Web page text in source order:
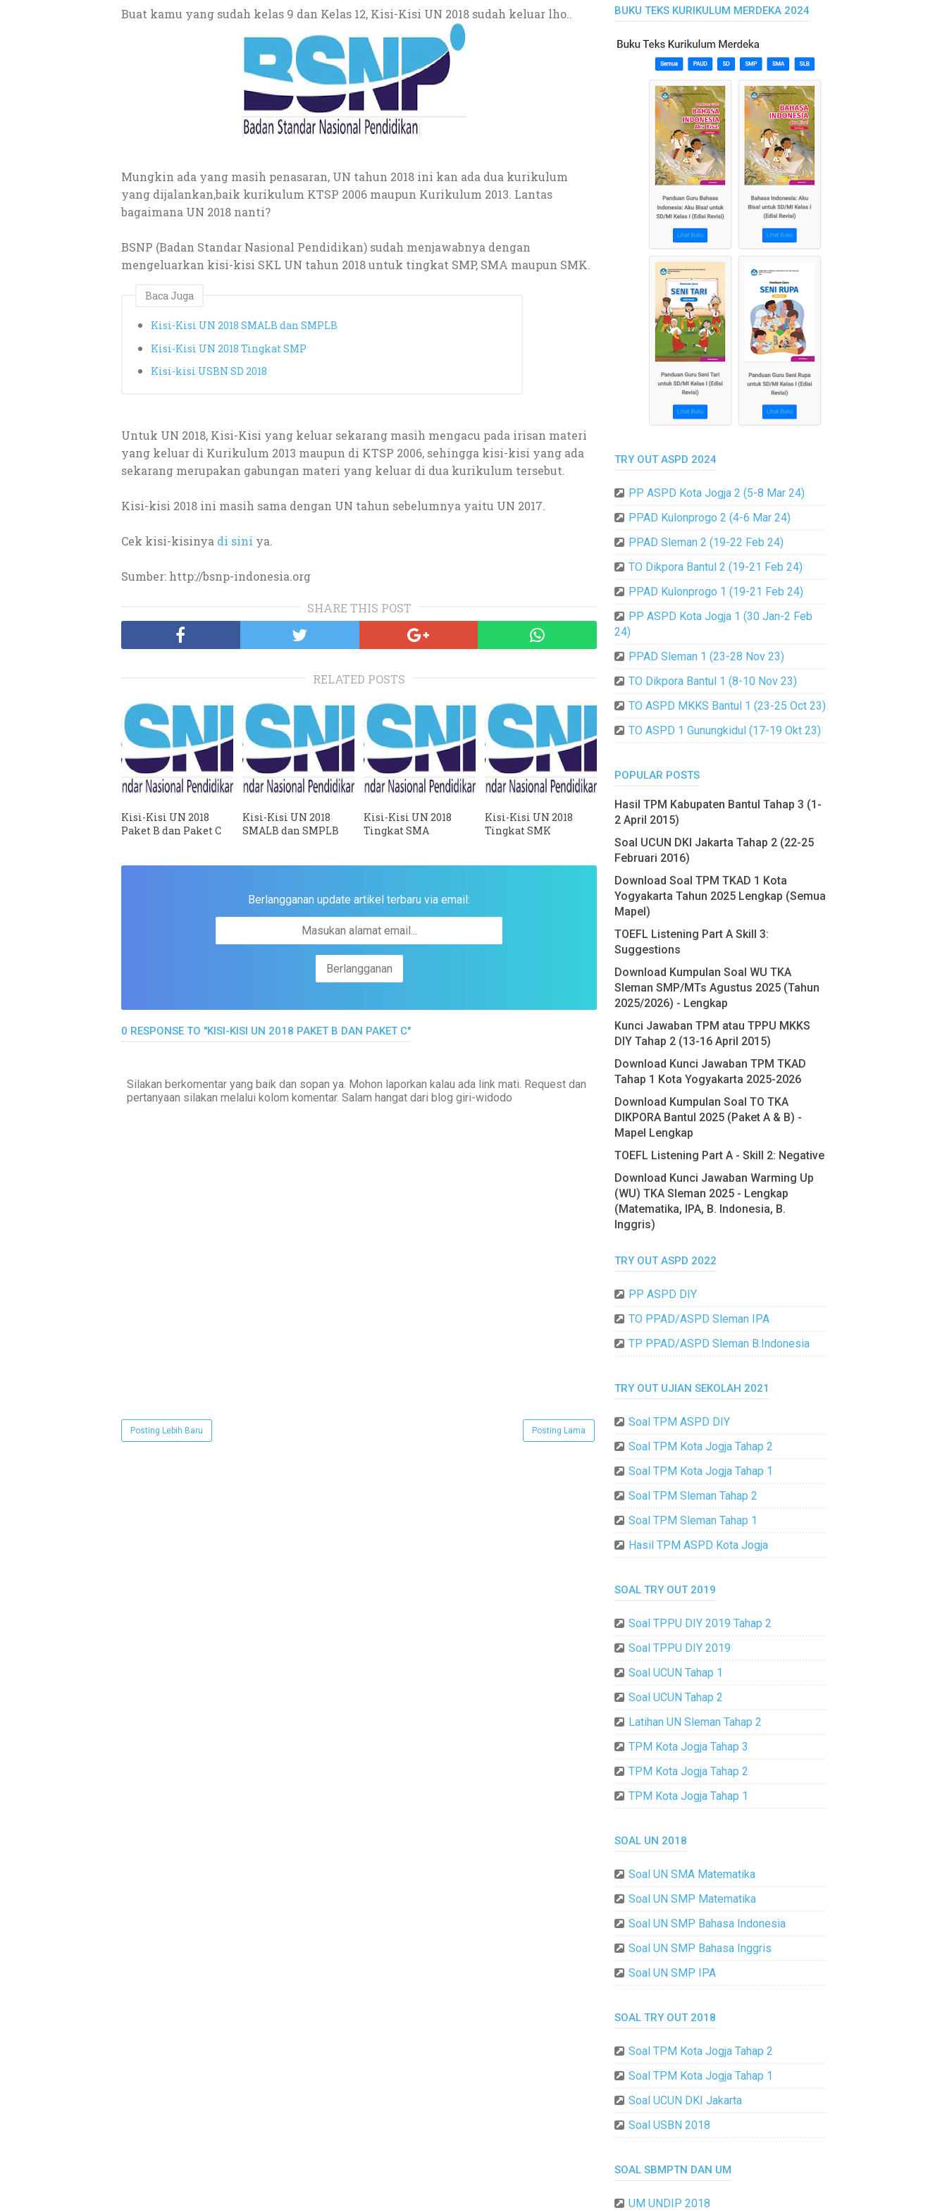
Buat kamu yang sudah kelas 9 dan Kelas 12, Kisi-Kisi UN 2018 sudah keluar lho..
Mungkin ada yang masih penasaran, UN tahun 2018 ini kan ada dua kurikulum
yang dijalankan,baik kurikulum KTSP 2006 maupun Kurikulum 2013. Lantas
bagaimana UN 2018 nanti?
BSNP (Badan Standar Nasional Pendidikan) sudah menjawabnya dengan
mengeluarkan kisi-kisi SKL UN tahun 2018 untuk tingkat SMP, SMA maupun SMK.
Baca Juga
Kisi-Kisi UN 2018 SMALB dan SMPLB
Kisi-Kisi UN 2018 Tingkat SMP
Kisi-kisi USBN SD 2018
Untuk UN 2018, Kisi-Kisi yang keluar sekarang masih mengacu pada irisan materi
yang keluar di Kurikulum 2013 maupun di KTSP 2006, sehingga kisi-kisi yang ada
sekarang merupakan gabungan materi yang keluar di dua kurikulum tersebut.
Kisi-kisi 2018 ini masih sama dengan UN tahun sebelumnya yaitu UN 2017.
Cek kisi-kisinya di sini ya.
Sumber: http://bsnp-indonesia.org
SHARE THIS POST
RELATED POSTS
Kisi-Kisi UN 2018
Paket B dan Paket C
Kisi-Kisi UN 2018
SMALB dan SMPLB
Kisi-Kisi UN 2018
Tingkat SMA
Kisi-Kisi UN 2018
Tingkat SMK
Berlangganan update artikel terbaru via email:
0 RESPONSE TO "KISI-KISI UN 2018 PAKET B DAN PAKET C"
Silakan berkomentar yang baik dan sopan ya. Mohon laporkan kalau ada link mati. Request dan
pertanyaan silakan melalui kolom komentar. Salam hangat dari blog giri-widodo
Posting Lebih Baru Posting Lama
BUKU TEKS KURIKULUM MERDEKA 2024
TRY OUT ASPD 2024
PP ASPD Kota Jogja 2 (5-8 Mar 24)
PPAD Kulonprogo 2 (4-6 Mar 24)
PPAD Sleman 2 (19-22 Feb 24)
TO Dikpora Bantul 2 (19-21 Feb 24)
PPAD Kulonprogo 1 (19-21 Feb 24)
PP ASPD Kota Jogja 1 (30 Jan-2 Feb
24)
PPAD Sleman 1 (23-28 Nov 23)
TO Dikpora Bantul 1 (8-10 Nov 23)
TO ASPD MKKS Bantul 1 (23-25 Oct 23)
TO ASPD 1 Gunungkidul (17-19 Okt 23)
POPULAR POSTS
Hasil TPM Kabupaten Bantul Tahap 3 (1-
2 April 2015)
Soal UCUN DKI Jakarta Tahap 2 (22-25
Februari 2016)
Download Soal TPM TKAD 1 Kota
Yogyakarta Tahun 2025 Lengkap (Semua
Mapel)
TOEFL Listening Part A Skill 3:
Suggestions
Download Kumpulan Soal WU TKA
Sleman SMP/MTs Agustus 2025 (Tahun
2025/2026) - Lengkap
Kunci Jawaban TPM atau TPPU MKKS
DIY Tahap 2 (13-16 April 2015)
Download Kunci Jawaban TPM TKAD
Tahap 1 Kota Yogyakarta 2025-2026
Download Kumpulan Soal TO TKA
DIKPORA Bantul 2025 (Paket A & B) -
Mapel Lengkap
TOEFL Listening Part A - Skill 2: Negative
Download Kunci Jawaban Warming Up
(WU) TKA Sleman 2025 - Lengkap
(Matematika, IPA, B. Indonesia, B.
Inggris)
TRY OUT ASPD 2022
PP ASPD DIY
TO PPAD/ASPD Sleman IPA
TP PPAD/ASPD Sleman B.Indonesia
TRY OUT UJIAN SEKOLAH 2021
Soal TPM ASPD DIY
Soal TPM Kota Jogja Tahap 2
Soal TPM Kota Jogja Tahap 1
Soal TPM Sleman Tahap 2
Soal TPM Sleman Tahap 1
Hasil TPM ASPD Kota Jogja
SOAL TRY OUT 2019
Soal TPPU DIY 2019 Tahap 2
Soal TPPU DIY 2019
Soal UCUN Tahap 1
Soal UCUN Tahap 2
Latihan UN Sleman Tahap 2
TPM Kota Jogja Tahap 3
TPM Kota Jogja Tahap 2
TPM Kota Jogja Tahap 1
SOAL UN 2018
Soal UN SMA Matematika
Soal UN SMP Matematika
Soal UN SMP Bahasa Indonesia
Soal UN SMP Bahasa Inggris
Soal UN SMP IPA
SOAL TRY OUT 2018
Soal TPM Kota Jogja Tahap 2
Soal TPM Kota Jogja Tahap 1
Soal UCUN DKI Jakarta
Soal USBN 2018
SOAL SBMPTN DAN UM
UM UNDIP 2018